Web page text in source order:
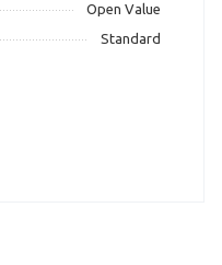
Open Value
Standard